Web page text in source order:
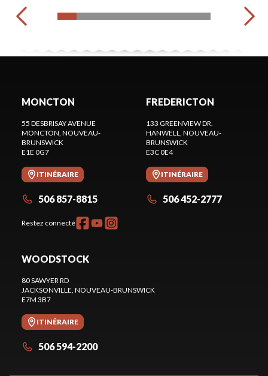
MONCTON
55 DESBRISAY AVENUE
MONCTON , NOUVEAU-
BRUNSWICK
E1E 0G7
ITINÉRAIRE
506 857-8815
Restez connecté
FREDERICTON
133 GREENVIEW DR.
HANWELL , NOUVEAU-
BRUNSWICK
E3C 0E4
ITINÉRAIRE
506 452-2777
WOODSTOCK
80 SAWYER RD
JACKSONVILLE , NOUVEAU-BRUNSWICK
E7M 3B7
ITINÉRAIRE
506 594-2200